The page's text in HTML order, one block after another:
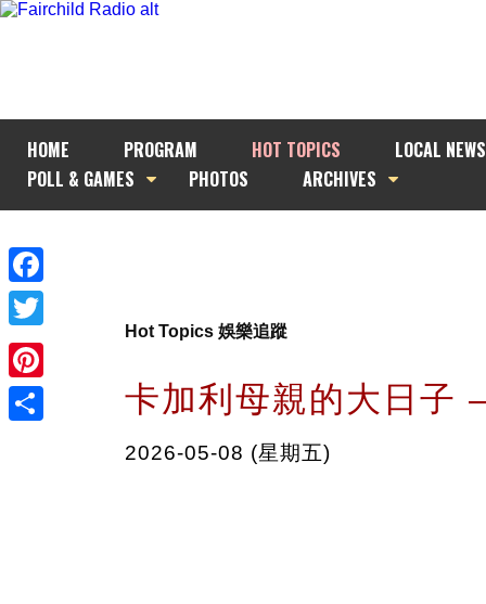
HOME PROGRAM HOT TOPICS
LOCAL NEWS
POLL & GAMES
PHOTOS ARCHIVES
Facebook
Twitter
Pinterest
Hot Topics 娛樂追蹤
卡加利母親的大日子
2026-05-08 (星期五)